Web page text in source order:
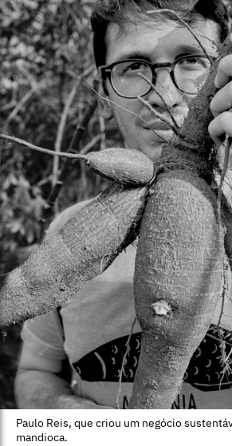
Paulo Reis, que criou um negócio
mandioca.